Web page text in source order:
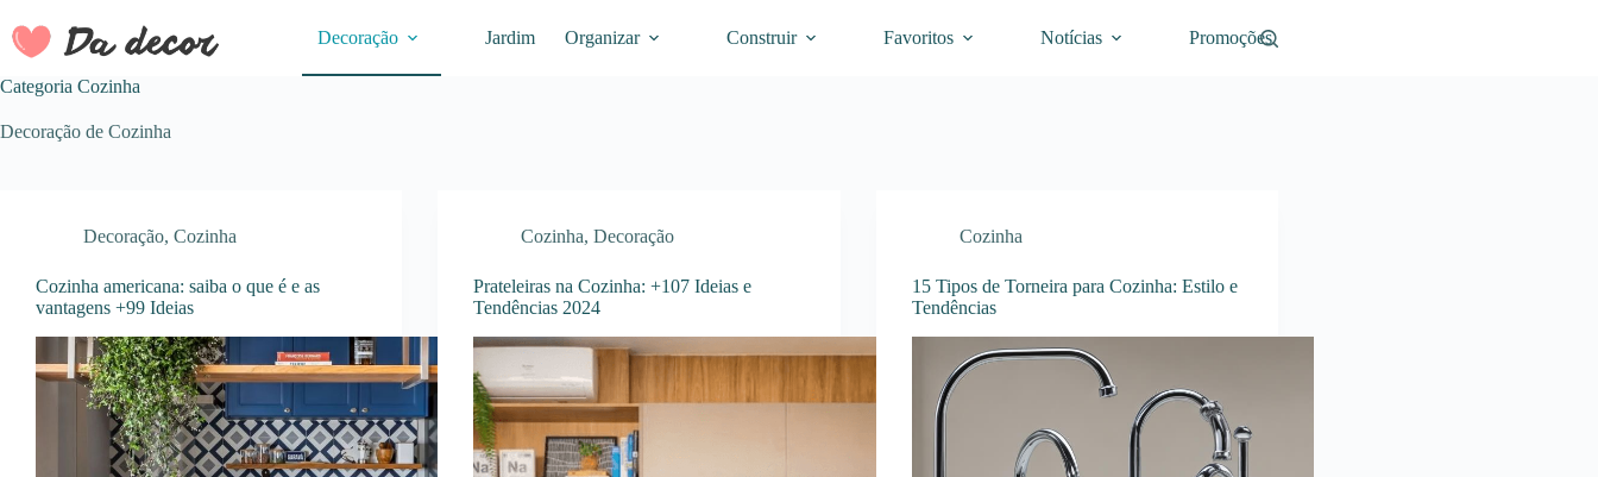
para
Decoração Jardim Organizar Construir Favoritos Notícias Promoções
Categoria Cozinha
Decoração de Cozinha
Decoração, Cozinha
Cozinha americana: saiba o que é e as
vantagens +99 Ideias
Cozinha,Decoração
Prateleiras na Cozinha: +107 Ideias e
Tendências 2024
Cozinha
15 Tipos de Torneira para Cozinha: Estilo e
Tendências